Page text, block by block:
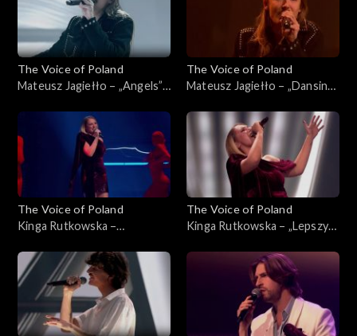
The Voice of Poland
Mateusz Jagiełło – „Angels”,
22 listopada 2025
The Voice of Poland
Mateusz Jagiełło – „Dansing”,
22 listopada 2025
The Voice of Poland
Kinga Rutkowska –
Poland”, Live 3, 22 listopada
2025
The Voice of Poland
Kinga Rutkowska – „Lepszy
Live 3, 22 listopada 2025